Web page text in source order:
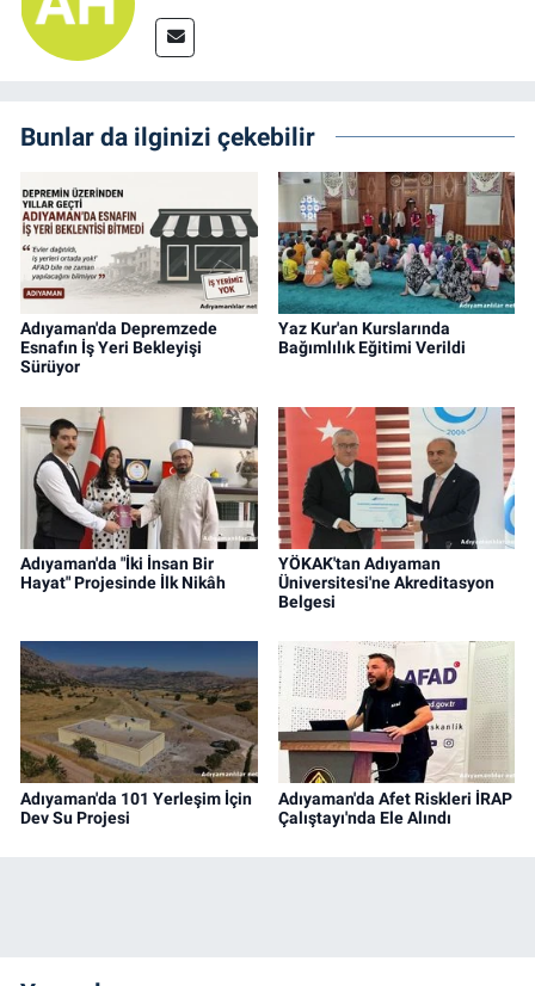
Bunlar da ilginizi çekebilir
Adıyaman'da Depremzede
Esnafın İş Yeri Bekleyişi
Sürüyor
Yaz Kur'an Kurslarında
Bağımlılık Eğitimi Verildi
Adıyaman'da "İki İnsan Bir
Hayat" Projesinde İlk Nikâh
YÖKAK'tan Adıyaman
Üniversitesi'ne Akreditasyon
Belgesi
Adıyaman'da 101 Yerleşim İçin
Dev Su Projesi
Adıyaman'da Afet Riskleri İRAP
Çalıştayı'nda Ele Alındı